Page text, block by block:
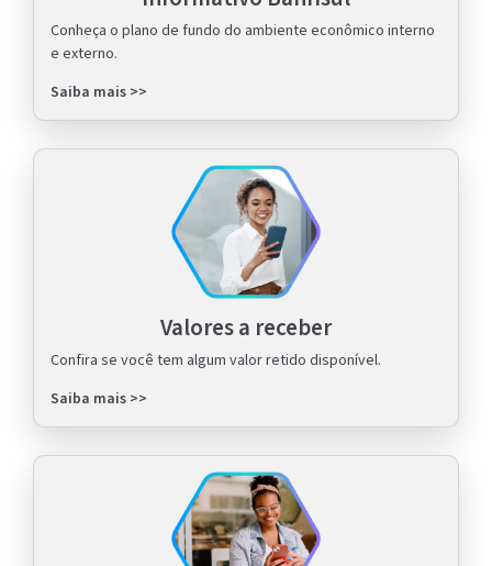
Conheça o plano de fundo do ambiente econômico interno
e externo.
Saiba mais >>
Valores a receber
Confira se você tem algum valor retido disponível.
Saiba mais >>